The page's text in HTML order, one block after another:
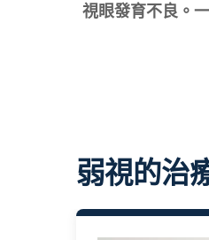
視眼發育不良。
弱視的治